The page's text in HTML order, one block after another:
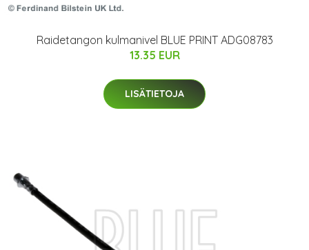
Raidetangon kulmanivel BLUE PRINT ADG08783
13.35 EUR
LISÄTIETOJA